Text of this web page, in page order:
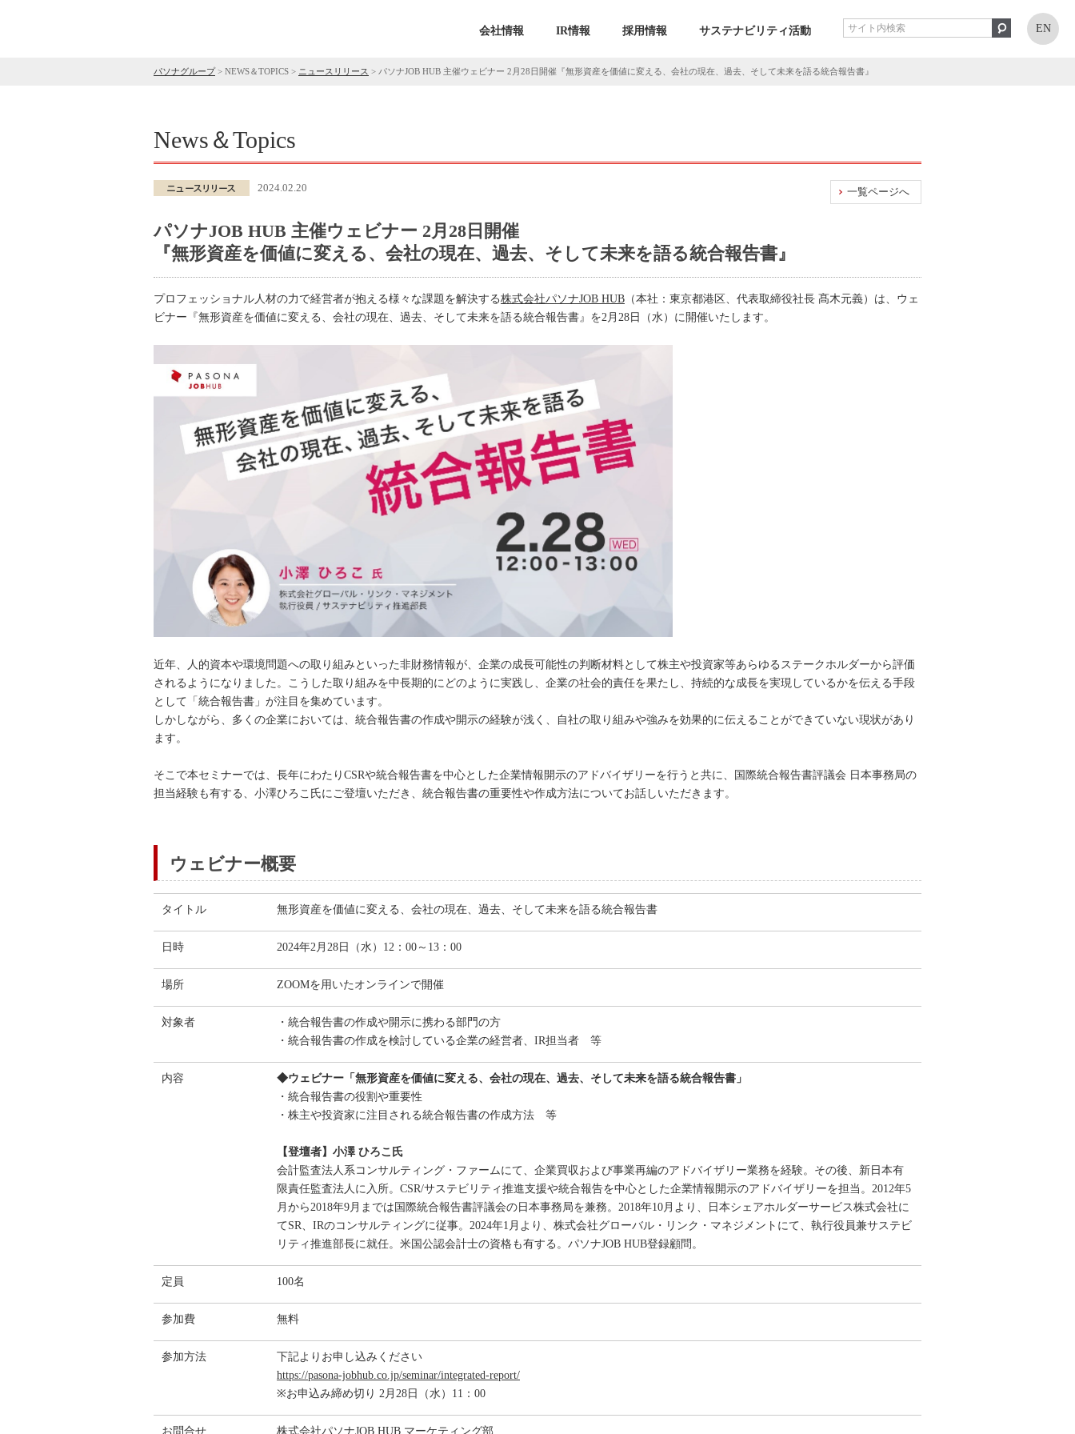
会社情報 IR情報 採用情報 サステナビリティ活動 EN
パソナグループ> NEWS＆TOPICS > ニュースリリース > パソナJOB HUB 主催ウェビナー 2月28日開催『無形資産を価値に変える、会社の現在、過去、そして未来を語る統合報告書』
News＆Topics
一覧ページへ
2024.02.20
パソナJOB HUB 主催ウェビナー 2月28日開催
『無形資産を価値に変える、会社の現在、過去、そして未来を語る統合報告書』
プロフェッショナル人材の力で経営者が抱える様々な課題を解決する株式会社パソナJOB HUB （本社：東京都港区、代表取締役社長 髙木元義）は、ウェ
ビナー『無形資産を価値に変える、会社の現在、過去、そして未来を語る統合報告書』を2月28日（水）に開催いたします。
近年、人的資本や環境問題への取り組みといった非財務情報が、企業の成長可能性の判断材料として株主や投資家等あらゆるステークホルダーから評価
されるようになりました。こうした取り組みを中長期的にどのように実践し、企業の社会的責任を果たし、持続的な成長を実現しているかを伝える手段
として「統合報告書」が注目を集めています。
しかしながら、多くの企業においては、統合報告書の作成や開示の経験が浅く、自社の取り組みや強みを効果的に伝えることができていない現状があり
ます。
そこで本セミナーでは、長年にわたりCSRや統合報告書を中心とした企業情報開示のアドバイザリーを行うと共に、国際統合報告書評議会 日本事務局の
担当経験も有する、小澤ひろこ氏にご登壇いただき、統合報告書の重要性や作成方法についてお話しいただきます。
ウェビナー概要
タイトル 無形資産を価値に変える、会社の現在、過去、そして未来を語る統合報告書
日時 2024年2月28日（水）12：00～13：00
場所 ZOOMを用いたオンラインで開催
対象者
・統合報告書の作成や開示に携わる部門の方
・統合報告書の作成を検討している企業の経営者、IR担当者 等
内容
◆ウェビナー「無形資産を価値に変える、会社の現在、過去、そして未来を語る統合報告書」
・統合報告書の役割や重要性
・株主や投資家に注目される統合報告書の作成方法 等
【登壇者】小澤 ひろこ氏
会計監査法人系コンサルティング・ファームにて、企業買収および事業再編のアドバイザリー業務を経験。その後、新日本有
限責任監査法人に入所。CSR/サステビリティ推進支援や統合報告を中心とした企業情報開示のアドバイザリーを担当。2012年5
月から2018年9月までは国際統合報告書評議会の日本事務局を兼務。2018年10月より、日本シェアホルダーサービス株式会社に
てSR、IRのコンサルティングに従事。2024年1月より、株式会社グローバル・リンク・マネジメントにて、執行役員兼サステビ
リティ推進部長に就任。米国公認会計士の資格も有する。パソナJOB HUB登録顧問。
定員 100名
参加費 無料
参加方法
下記よりお申し込みください
https://pasona-jobhub.co.jp/seminar/integrated-report/
※お申込み締め切り 2月28日（水）11：00
お問合せ
株式会社パソナJOB HUB マーケティング部